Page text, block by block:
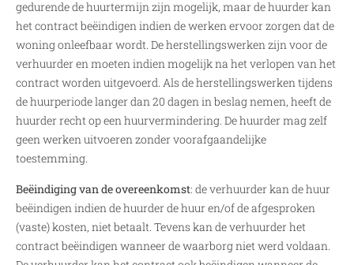
gedurende de huurtermijn zijn mogelijk, maar de huurder kan
het contract beëindigen indien de werken ervoor zorgen dat de
woning onleefbaar wordt. De herstellingswerken zijn voor de
verhuurder en moeten indien mogelijk na het verlopen van het
contract worden uitgevoerd. Als de herstellingswerken tijdens
de huurperiode langer dan 20 dagen in beslag nemen, heeft de
huurder recht op een huurvermindering. De huurder mag zelf
geen werken uitvoeren zonder voorafgaandelijke
toestemming.
Beëindiging van de overeenkomst: de verhuurder kan de huur
beëindigen indien de huurder de huur en/of de afgesproken
(vaste) kosten, niet betaalt. Tevens kan de verhuurder het
contract beëindigen wanneer de waarborg niet werd voldaan.